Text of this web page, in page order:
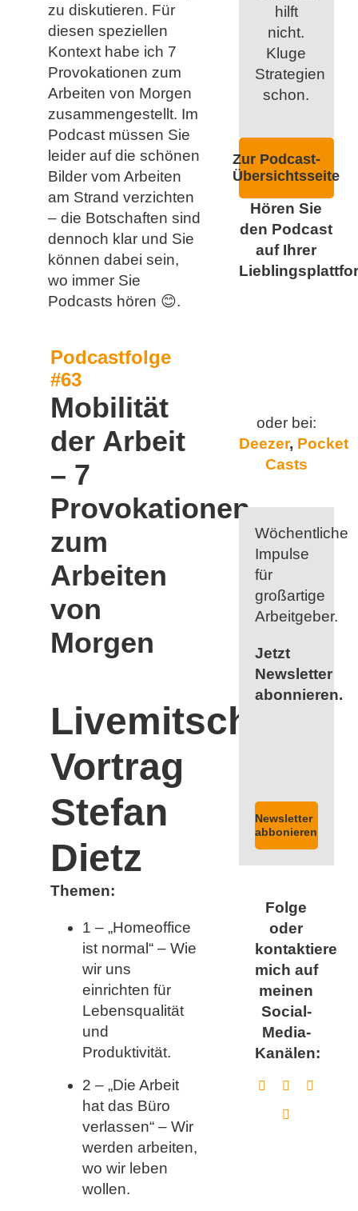
zu diskutieren. Für
diesen speziellen
Kontext habe ich 7
Provokationen zum
Arbeiten von Morgen
zusammengestellt. Im
Podcast müssen Sie
leider auf die schönen
Bilder vom Arbeiten
am Strand verzichten
– die Botschaften sind
dennoch klar und Sie
können dabei sein,
wo immer Sie
Podcasts hören 😊.
Podcastfolge
#63
Mobilität
der Arbeit
– 7
Provokationen
zum
Arbeiten
von
Morgen
Livemitschnitt
Vortrag
Stefan
Dietz
Themen:
1 – „Homeoffice
ist normal“ – Wie
wir uns
einrichten für
Lebensqualität
und
Produktivität.
2 – „Die Arbeit
hat das Büro
verlassen“ – Wir
werden arbeiten,
wo wir leben
wollen.
hilft
nicht.
Kluge
Strategien
schon.
Zur Podcast-
Übersichtsseite
Hören Sie
den Podcast
auf Ihrer
oder bei:
Deezer, Pocket
Casts
Wöchentliche
Impulse
für
großartige
Arbeitgeber.
Jetzt
Newsletter
abonnieren.
Newsletter
abbonieren
Folge
oder
kontaktiere
mich auf
meinen
Social-
Media-
Kanälen: